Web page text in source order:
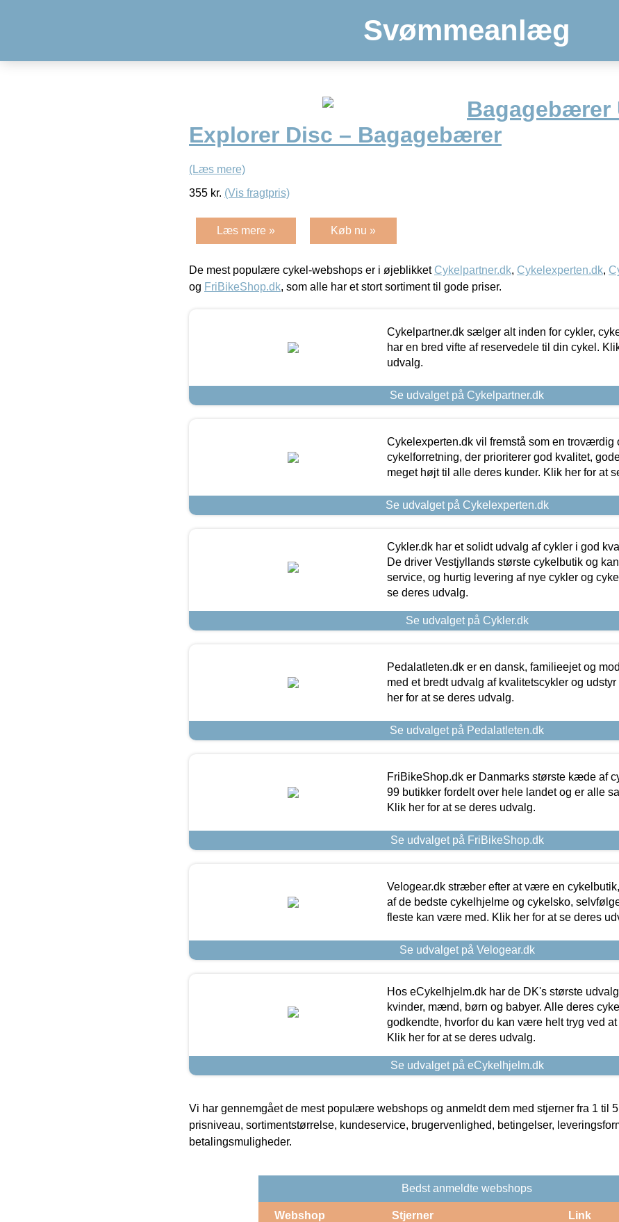
Svømmeanlæg
Bagagebærer
Explorer Disc – Bagagebærer
(Læs mere)
355 kr. (Vis fragtpris)
Læs mere » Køb nu »
De mest populære cykel-webshops er i øjeblikket Cykelpartner.dk, Cykelexperten.dk,
og FriBikeShop.dk, som alle har et stort sortiment til gode priser.
Cykelpartner.dk sælger alt inden for cykler,
har en bred vifte af reservedele til din cykel.
udvalg.
Se udvalget på Cykelpartner.dk
Cykelexperten.dk vil fremstå som en troværdig
cykelforretning, der prioriterer god kvalitet,
meget højt til alle deres kunder. Klik her for at
Se udvalget på Cykelexperten.dk
Cykler.dk har et solidt udvalg af cykler i god
De driver Vestjyllands største cykelbutik og
service, og hurtig levering af nye cykler og
se deres udvalg.
Se udvalget på Cykler.dk
Pedalatleten.dk er en dansk, familieejet og
med et bredt udvalg af kvalitetscykler og
her for at se deres udvalg.
Se udvalget på Pedalatleten.dk
FriBikeShop.dk er Danmarks største kæde af
99 butikker fordelt over hele landet og er alle
Klik her for at se deres udvalg.
Se udvalget på FriBikeShop.dk
Velogear.dk stræber efter at være en
af de bedste cykelhjelme og cykelsko,
fleste kan være med. Klik her for at se deres
Se udvalget på Velogear.dk
Hos eCykelhjelm.dk har de DK's største
kvinder, mænd, børn og babyer. Alle deres
godkendte, hvorfor du kan være helt tryg ved
Klik her for at se deres udvalg.
Se udvalget på eCykelhjelm.dk
Vi har gennemgået de mest populære webshops og anmeldt dem med stjerner fra 1 til
prisniveau, sortimentstørrelse, kundeservice, brugervenlighed, betingelser,
betalingsmuligheder.
Bedst anmeldte webshops
Webshop Stjerner Link